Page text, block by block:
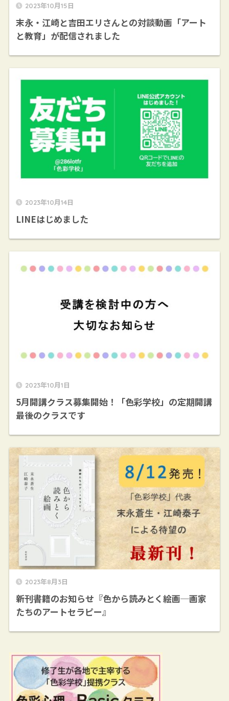
2023年10月15日
末永・江崎と吉田エリさんとの対談動画「アート
と教育」が配信されました
2023年10月14日
LINEはじめました
2023年10月1日
5月開講クラス募集開始！「色彩学校」の定期開講
最後のクラスです
2023年8月3日
新刊書籍のお知らせ『色から読みとく絵画─画家
たちのアートセラピー』